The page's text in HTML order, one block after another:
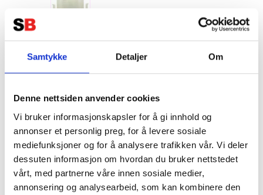
Samtykke Detaljer Om
Denne nettsiden anvender cookies
Vi bruker informasjonskapsler for å gi innhold og
annonser et personlig preg, for å levere sosiale
mediefunksjoner og for å analysere trafikken vår. Vi deler
dessuten informasjon om hvordan du bruker nettstedet
vårt, med partnerne våre innen sosiale medier,
annonsering og analysearbeid, som kan kombinere den
Kontaktdonshölje, 6.35 mm, 4 Pole,
Skyddad mot omvänd polaritet och har en låsmekanism
Stift och uttag är isolerade och skyddade mot beröring
M&oum..